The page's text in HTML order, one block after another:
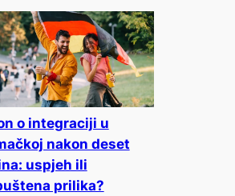
o integraciji u
nakon deset
uspjeh ili
prilika?